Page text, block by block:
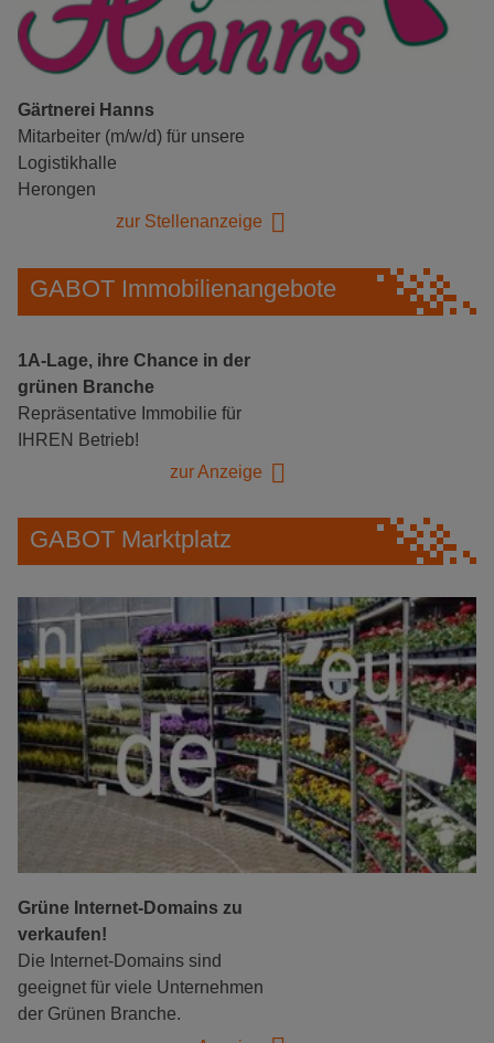
Gärtnerei Hanns
Mitarbeiter (m/w/d) für unsere
Logistikhalle
Herongen
zur Stellenanzeige
GABOT Immobilienangebote
1A-Lage, ihre Chance in der
grünen Branche
Repräsentative Immobilie für
IHREN Betrieb!
zur Anzeige
GABOT Marktplatz
Grüne Internet-Domains zu
verkaufen!
Die Internet-Domains sind
geeignet für viele Unternehmen
der Grünen Branche.